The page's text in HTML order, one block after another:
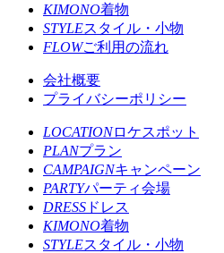
KIMONO着物
STYLEスタイル・小物
FLOWご利用の流れ
会社概要
プライバシーポリシー
LOCATIONロケスポット
PLANプラン
CAMPAIGNキャンペーン
PARTYパーティ会場
DRESS ドレス
KIMONO着物
STYLEスタイル・小物